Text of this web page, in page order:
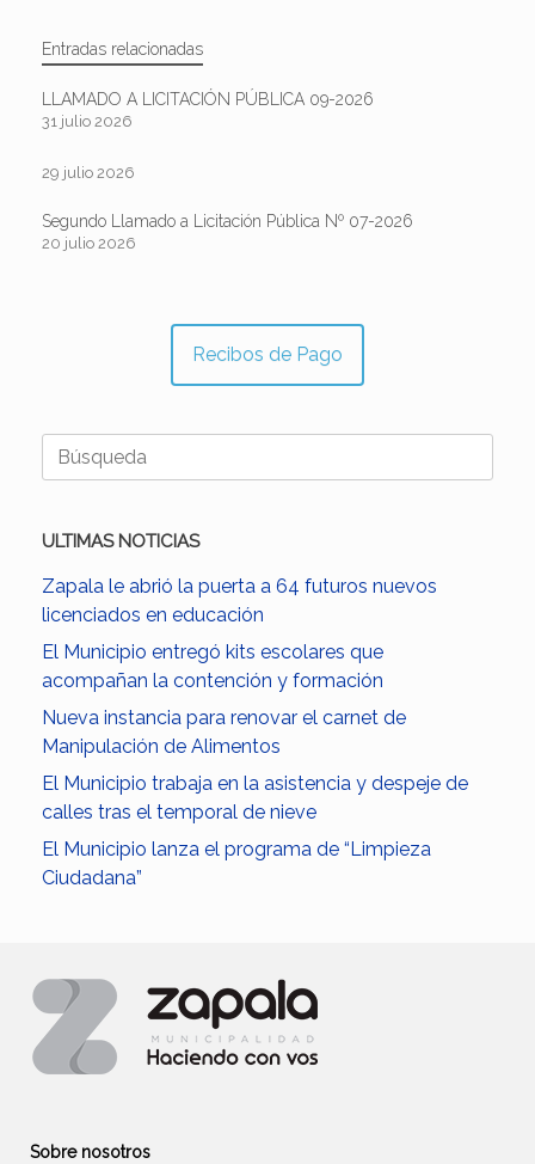
Entradas relacionadas
LLAMADO A LICITACIÓN PÚBLICA 09-2026
31 julio 2026
29 julio 2026
Segundo Llamado a Licitación Pública Nº 07-2026
20 julio 2026
Recibos de Pago
Buscar:
ULTIMAS NOTICIAS
Zapala le abrió la puerta a 64 futuros nuevos
licenciados en educación
El Municipio entregó kits escolares que
acompañan la contención y formación
Nueva instancia para renovar el carnet de
Manipulación de Alimentos
El Municipio trabaja en la asistencia y despeje de
calles tras el temporal de nieve
El Municipio lanza el programa de “Limpieza
Ciudadana”
Sobre nosotros